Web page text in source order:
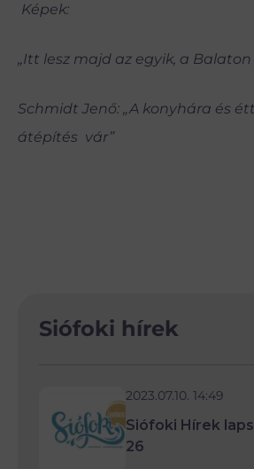
Képek:
„Itt lesz majd az egyik, a Balaton
Schmidt Jenő: „A konyhára és
átépítés vár”
Siófoki hírek
2023.07.10. 14:49
Siófoki Hírek
26